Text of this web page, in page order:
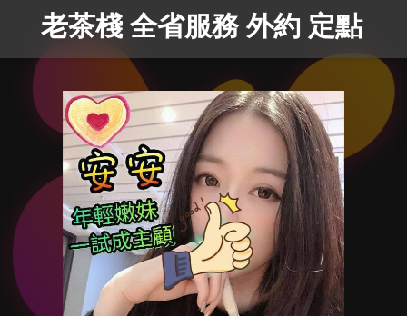
老茶棧 全省服務 外約 定點